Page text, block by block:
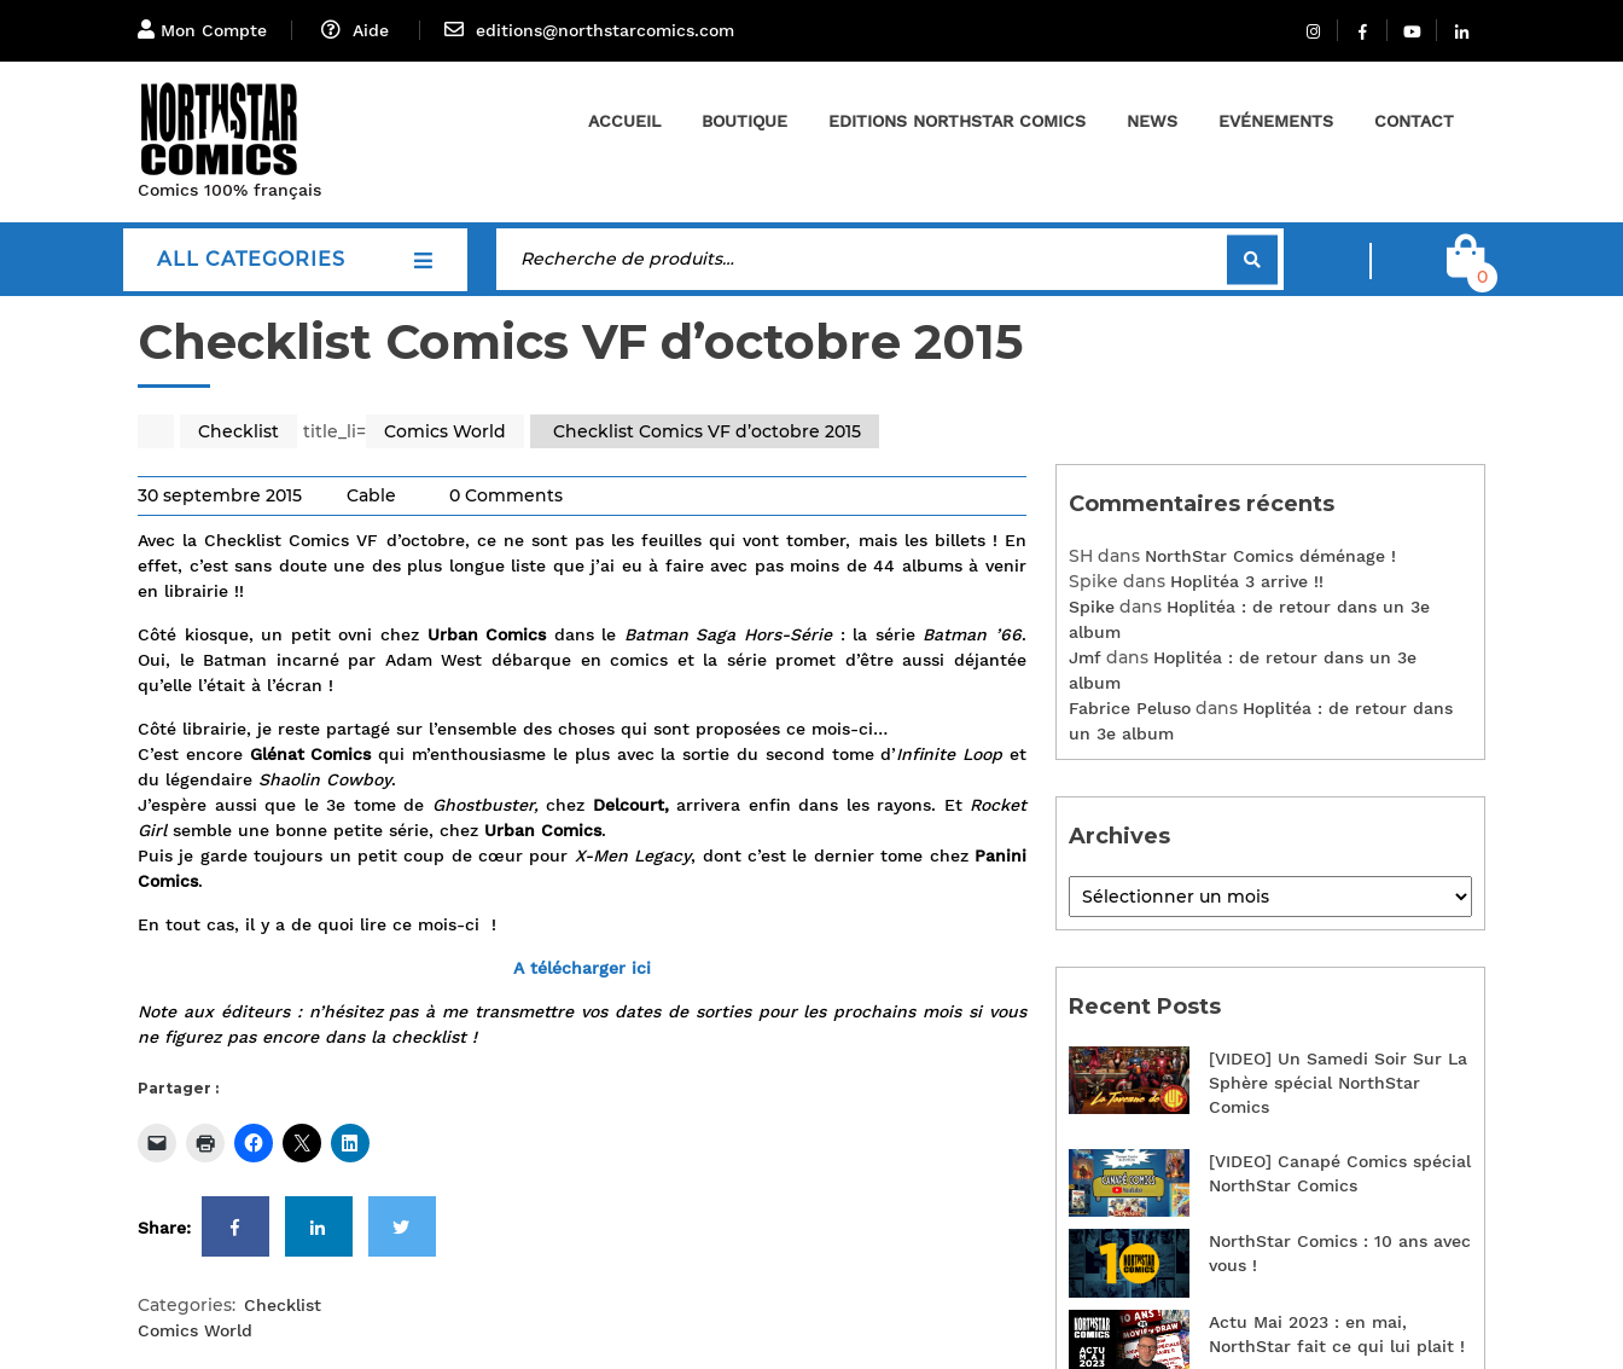
Mon Compte Aide editions@northstarcomics.com
Comics 100% français
ACCUEIL BOUTIQUE EDITIONS NORTHSTAR COMICS NEWS EVÉNEMENTS CONTACT
ALL CATEGORIES
0
Checklist Comics VF d’octobre 2015
Checklist title_li= Comics World Checklist Comics VF d’octobre 2015
30 septembre 2015 Cable 0 Comments
Avec la Checklist Comics VF d’octobre, ce ne sont pas les feuilles qui vont tomber, mais les billets ! En
effet, c’est sans doute une des plus longue liste que j’ai eu à faire avec pas moins de 44 albums à venir
en librairie !!
Côté kiosque, un petit ovni chez Urban Comicsdans le Batman Saga Hors-Série: la série Batman ’66.
Oui, le Batman incarné par Adam West débarque en comics et la série promet d’être aussi déjantée
qu’elle l’était à l’écran !
Côté librairie, je reste partagé sur l’ensemble des choses qui sont proposées ce mois-ci…
C’est encore Glénat Comicsqui m’enthousiasme le plus avec la sortie du second tome d’Infinite Loop et
du légendaire Shaolin Cowboy.
J’espère aussi que le 3e tome de Ghostbuster,chez Delcourt,arrivera enfin dans les rayons. Et Rocket
Girlsemble une bonne petite série, chez Urban Comics.
Puis je garde toujours un petit coup de cœur pour X-Men Legacy, dont c’est le dernier tome chez Panini
Comics.
En tout cas, il y a de quoi lire ce mois-ci !
A télécharger ici
Note aux éditeurs : n’hésitez pas à me transmettre vos dates de sorties pour les prochains mois si vous
ne figurez pas encore dans la checklist !
Partager :
Share:
Categories: Checklist
Comics World
Commentaires récents
SH dans NorthStar Comics déménage !
Spike dans Hoplitéa 3 arrive !!
Spike dans Hoplitéa : de retour dans un 3e
album
Jmf dans Hoplitéa : de retour dans un 3e
album
Fabrice Peluso dans Hoplitéa : de retour dans
un 3e album
Archives
Recent Posts
[VIDEO] Un Samedi Soir Sur La
Sphère spécial NorthStar
Comics
[VIDEO] Canapé Comics spécial
NorthStar Comics
NorthStar Comics : 10 ans avec
vous !
Actu Mai 2023 : en mai,
NorthStar fait ce qui lui plait !